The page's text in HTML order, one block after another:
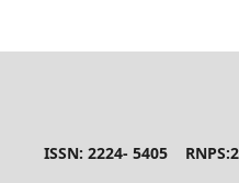
ISSN: 2224- 5405